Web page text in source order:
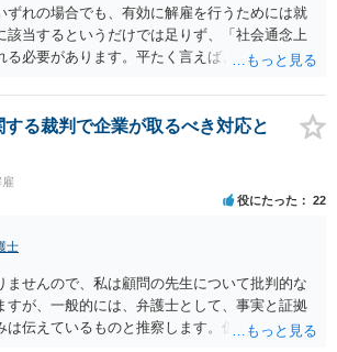
ずれの場合でも、有効に解雇を行うためには就
該当するというだけでは足りず、「社会通念上
る必要があります。平たく言えば、解雇の原因
上、解雇は非常にハードルが高いです。 解雇が
は能力不足の程度にもよりますが、顧問弁護士
を検討した上で能力不足の程度が解雇を有効と
断されたのだと思います。 例えば、無断欠勤を
横領する等の場合には一発で解雇した場合で
ースも多いですが、たしかに能力不足のみの場
ドルが高いと言わざるを得ません。 なお、懲戒
譴責、減給、出勤停止等解雇よりも軽い処分
もののそれでも改善されない場合には解雇に踏
をい踏んだ場合は解雇が有効と判断される可能
人材の中途社員だから直ちに解雇しやすいとい
が、高度人材の中途社員の場合は雇用契約上、
る裁判で企業が取るべき対応と
役にたった 22
士
ませんので、私は顧問の先生について批判的な
すが、一般的には、弁護士として、事実と証拠
は伝えているものと推察します。仮に弁護士の